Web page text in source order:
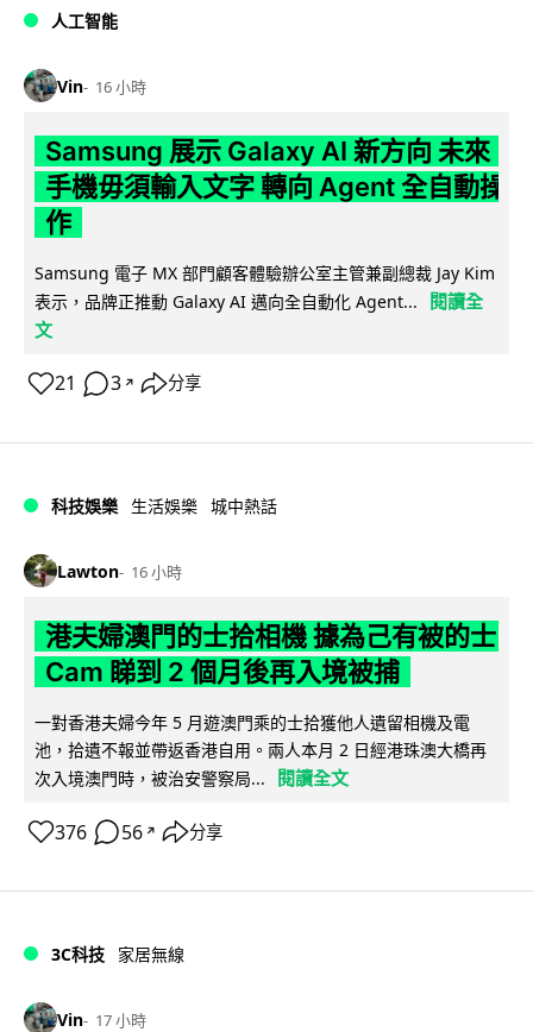
人工智能
Vin 16 小時
Samsung 展示 Galaxy AI 新方向 未來
手機毋須輸入文字 轉向 Agent 全自動操
作
Samsung 電子 MX 部門顧客體驗辦公室主管兼副總裁 Jay Kim
表示，品牌正推動 Galaxy AI 邁向全自動化 Agent...
閱讀全
文
21 3 ↗ 分享
科技娛樂 生活娛樂 城中熱話
Lawton 16 小時
港夫婦澳門的士拾相機 據為己有被的士
Cam 睇到 2 個月後再入境被捕
一對香港夫婦今年 5 月遊澳門乘的士拾獲他人遺留相機及電
池，拾遺不報並帶返香港自用。兩人本月 2 日經港珠澳大橋再
次入境澳門時，被治安警察局...
閱讀全文
376 56 ↗ 分享
3C科技 家居無線
Vin 17 小時